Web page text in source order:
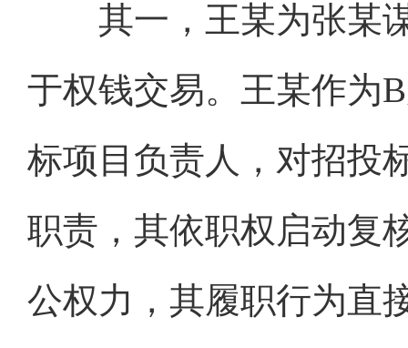
其一，王某为张某谋
于权钱交易。王某作为
标项目负责人，对招投
职责，其依职权启动复
公权力，其履职行为直